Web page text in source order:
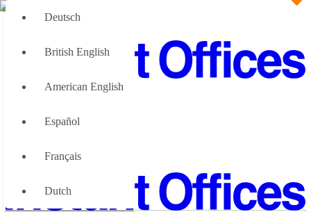
Wij kunnen u helpen
Over Ons
Neem contact met ons op
Deutsch
British English
American English
Español
Français
Dutch